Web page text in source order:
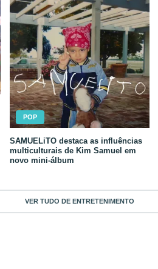
POP
SAMUELiTO destaca as influências
multiculturais de Kim Samuel em
novo mini-álbum
VER TUDO DE ENTRETENIMENTO